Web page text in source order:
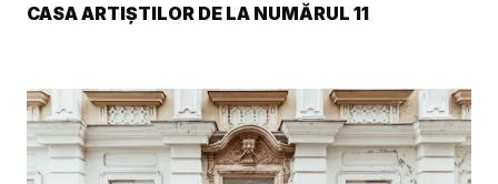
CASA ARTIȘTILOR DE LA NUMĂRUL 11